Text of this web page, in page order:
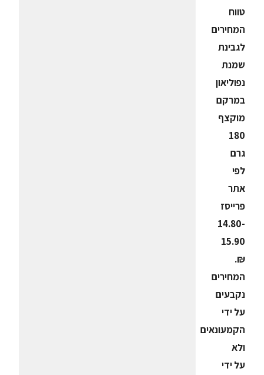
טווח
המחירים
לגבינת
שמנת
נפוליאון
במרקם
מוקצף
180
גרם
לפי
אתר
פרייסז
14.80-
15.90
₪.
המחירים
נקבעים
על ידי
הקמעונאים
ולא
על ידי